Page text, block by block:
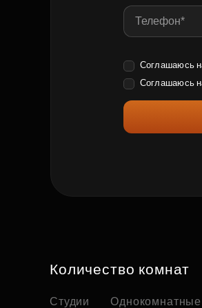
Соглашаюсь
Соглашаюсь
Количество комнат
Студии Однокомнатные